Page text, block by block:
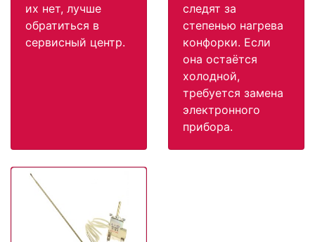
их нет, лучше
обратиться в
сервисный центр.
следят за
степенью нагрева
конфорки. Если
она остаётся
холодной,
требуется замена
электронного
прибора.